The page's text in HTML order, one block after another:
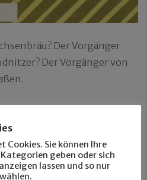
Der Vorgänger
Der Vorgänger von
Cookies. Sie können Ihre
geben oder sich
lassen und so nur